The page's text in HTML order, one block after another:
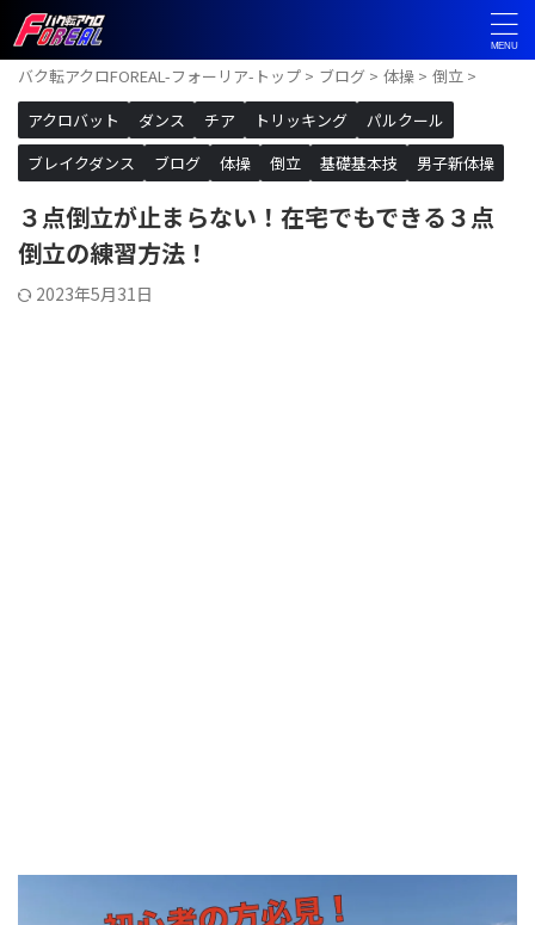
バク転アクロFOREAL-フォーリア-トップ > ブログ > 体操 > 倒立 >
アクロバット
ダンス チア トリッキング
パルクール
ブレイクダンス
ブログ 体操 倒立 基礎基本技 男子新体操
３点倒立が止まらない！在宅でもできる３点
倒立の練習方法！
2023年5月31日